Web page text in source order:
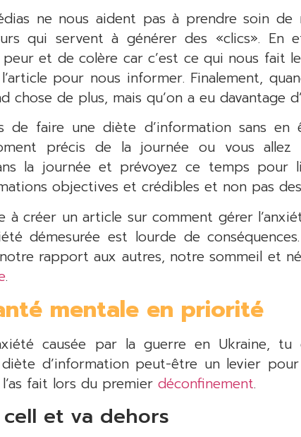
ne nous aident pas à prendre soin
qui servent à générer des «clics».
et de colère car c’est ce qui nous fait
pour nous informer. Finalement,
chose de plus, mais qu’on a eu davantage
de faire une diète d’information sans en
précis de la journée ou vous allez
la journée et prévoyez ce temps pour
objectives et crédibles et non pas
à créer un article sur comment gérer
démesurée est lourde de
rapport aux autres, notre sommeil et
.
mentale en priorité
causée par la guerre en Ukraine,
d’information peut-être un levier
fait lors du premier déconfinement.
et va dehors